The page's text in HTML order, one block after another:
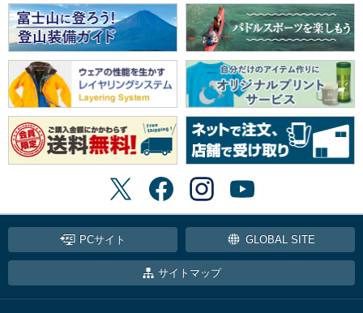
PCサイト GLOBAL SITE
サイトマップ